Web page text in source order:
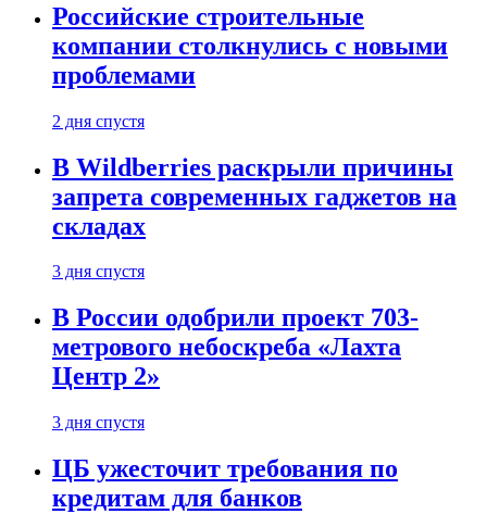
Российские строительные
компании столкнулись с новыми
проблемами
2 дня спустя
В Wildberries раскрыли причины
запрета современных гаджетов на
складах
3 дня спустя
В России одобрили проект 703-
метрового небоскреба «Лахта
Центр 2»
3 дня спустя
ЦБ ужесточит требования по
кредитам для банков